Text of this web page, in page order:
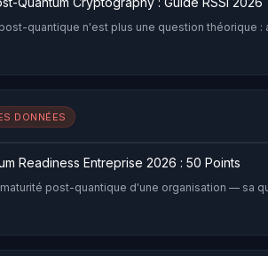
quantique n'est plus une question théorique :
DONNÉES
Readiness Entreprise 2026 : 50 Points
post-quantique d'une organisation — sa